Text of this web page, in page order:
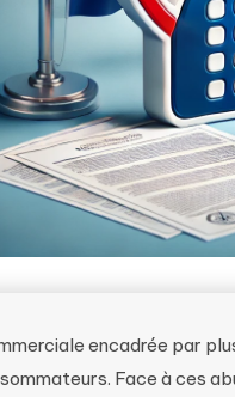
encadrée par
Face à ces